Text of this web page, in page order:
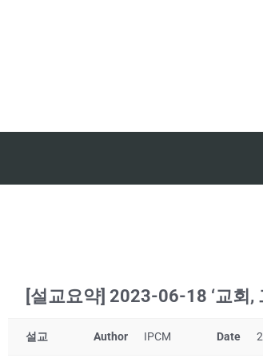
[설교요약] 2023-06-18 ‘교회,
설교 Author IPCM Date